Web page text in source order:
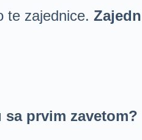
te zajednice.
prvim zavetom?